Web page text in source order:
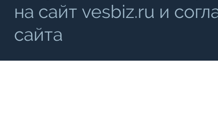
на сайт vesbiz.ru и
сайта